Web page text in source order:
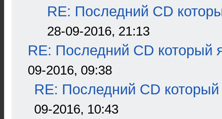
RE: Последний CD
28-09-2016, 21:13
RE: Последний CD который
09-2016, 09:38
RE: Последний CD который
09-2016, 10:43